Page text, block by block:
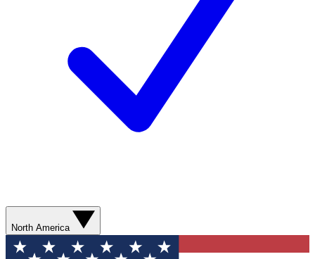
North America